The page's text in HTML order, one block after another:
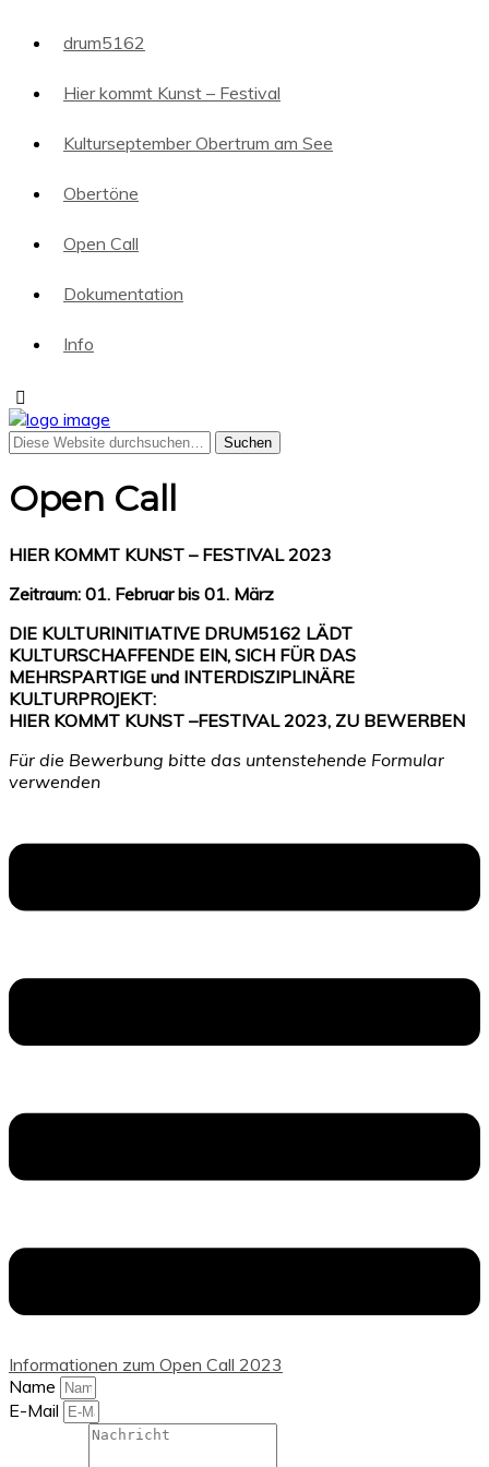
drum5162
Hier kommt Kunst – Festival
Kulturseptember Obertrum am See
Obertöne
Open Call
Dokumentation
Info
Open Call
HIER KOMMT KUNST – FESTIVAL 2023
Zeitraum: 01. Februar bis 01. März
DIE KULTURINITIATIVE DRUM5162 LÄDT
KULTURSCHAFFENDE EIN, SICH FÜR DAS
MEHRSPARTIGE und INTERDISZIPLINÄRE
KULTURPROJEKT:
HIER KOMMT KUNST –FESTIVAL 2023, ZU BEWERBEN
Für die Bewerbung bitte das untenstehende Formular
verwenden
Informationen zum Open Call 2023
Name
E-Mail